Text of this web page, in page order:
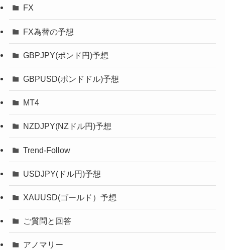
FX
FX為替の予想
GBPJPY(ポンド円)予想
GBPUSD(ポンドドル)予想
MT4
NZDJPY(NZドル円)予想
Trend-Follow
USDJPY(ドル円)予想
XAUUSD(ゴールド）予想
ご質問と回答
アノマリー